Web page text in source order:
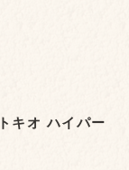
オ ハイパー